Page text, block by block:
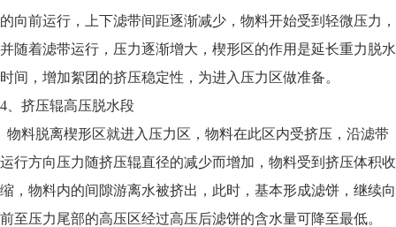
的向前运行，上下滤带间距逐渐减少，物料开始受到轻微压力，
并随着滤带运行，压力逐渐增大，楔形区的作用是延长重力脱水
时间，增加絮团的挤压稳定性，为进入压力区做准备。
4、挤压辊高压脱水段
物料脱离楔形区就进入压力区，物料在此区内受挤压，沿滤带
运行方向压力随挤压辊直径的减少而增加，物料受到挤压体积收
缩，物料内的间隙游离水被挤出，此时，基本形成滤饼，继续向
前至压力尾部的高压区经过高压后滤饼的含水量可降至最低。